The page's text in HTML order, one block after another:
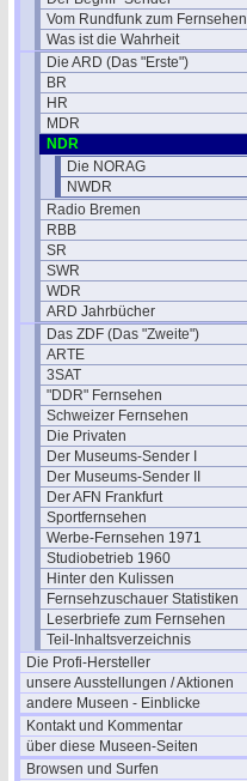
Vom Rundfunk zum Fernsehen
Was ist die Wahrheit
Die ARD (Das "Erste")
BR
HR
MDR
NDR
Die NORAG
NWDR
Radio Bremen
RBB
SR
SWR
WDR
ARD Jahrbücher
Das ZDF (Das "Zweite")
ARTE
3SAT
"DDR" Fernsehen
Schweizer Fernsehen
Die Privaten
Der Museums-Sender I
Der Museums-Sender II
Der AFN Frankfurt
Sportfernsehen
Werbe-Fernsehen 1971
Studiobetrieb 1960
Hinter den Kulissen
Fernsehzuschauer Statistiken
Leserbriefe zum Fernsehen
Teil-Inhaltsverzeichnis
Die Profi-Hersteller
unsere Ausstellungen / Aktionen
andere Museen - Einblicke
Kontakt und Kommentar
über diese Museen-Seiten
Browsen und Surfen